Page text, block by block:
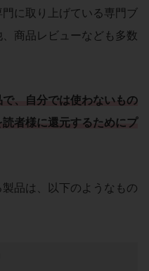
に取り上げている専門ブ
商品レビューなども多数
、自分では使わないもの
者様に還元するためにプ
品は、以下のようなもの